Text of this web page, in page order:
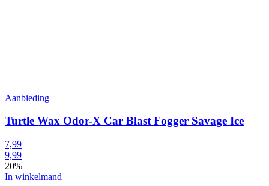
Aanbieding
Turtle Wax Odor-X Car Blast Fogger Savage Ice
7,99
9,99
20%
In winkelmand